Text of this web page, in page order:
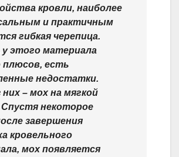
кровли, наиболее
и практичным
гибкая черепица.
у этого материала
есть
недостатки.
них – мох на мягкой
Спустя некоторое
завершения
кровельного
мох появляется